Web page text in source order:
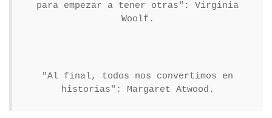
para empezar a tener otras": Virginia
Woolf.
"Al final, todos nos convertimos en
historias": Margaret Atwood.